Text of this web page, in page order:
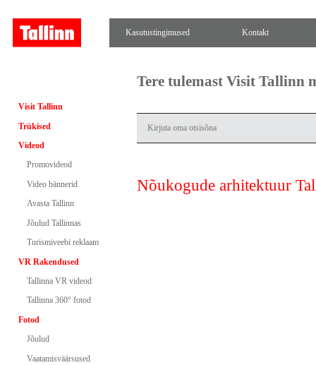
Kasutustingimused Kontakt
Visit Tallinn
Trükised
Videod
Promovideod
Video bännerid
Avasta Tallinn
Jõulud Tallinnas
Turismiveebi reklaam
VR Rakendused
Tallinna VR videod
Tallinna 360° fotod
Fotod
Jõulud
Vaatamisväärsused
Tere tulemast Visit Tallinn
Nõukogude arhitektuur